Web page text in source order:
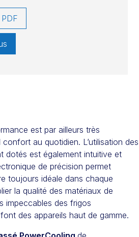
est par ailleurs très
au quotidien. L’utilisation des
dotés est également intuitive et
de précision permet
toujours idéale dans chaque
la qualité des matériaux de
impeccables des frigos
des appareils haut de gamme.